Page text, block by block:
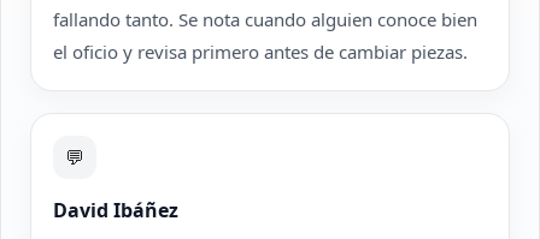
fallando tanto. Se nota cuando alguien conoce bien
el oficio y revisa primero antes de cambiar piezas.
💬
David Ibáñez